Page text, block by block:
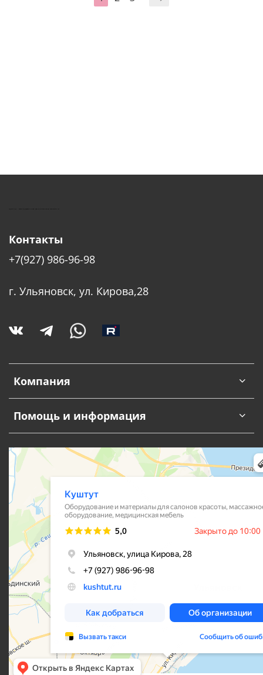
КУШТУТ - ОБОРУДОВАНИЕ ДЛЯ САЛОНОВ КРАСОТЫ
Компания
Помощь и информация
Контакты
+7(927) 986-96-98
г. Ульяновск, ул. Кирова,28